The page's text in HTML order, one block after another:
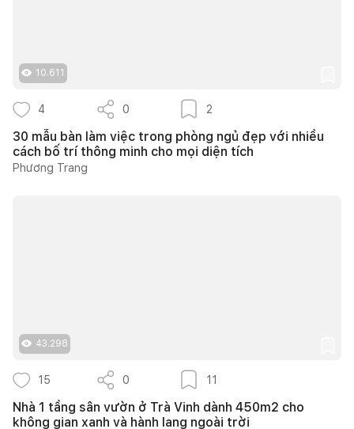
10.611
4 0 2
30 mẫu bàn làm việc trong phòng ngủ đẹp với nhiều
cách bố trí thông minh cho mọi diện tích
Phương Trang
43.298
15 0 11
Nhà 1 tầng sân vườn ở Trà Vinh dành 450m2 cho
không gian xanh và hành lang ngoài trời